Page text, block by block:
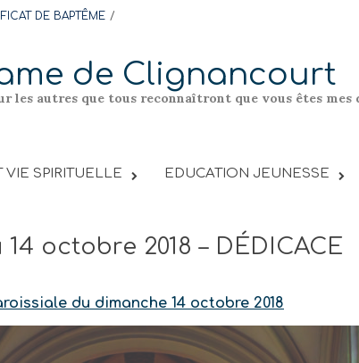
DE BAPTÊME
de Clignancourt
les autres que tous reconnaîtront que vous êtes mes
VIE SPIRITUELLE EDUCATION JEUNESSE
octobre 2018 – DÉDICACE
du dimanche 14 octobre 2018